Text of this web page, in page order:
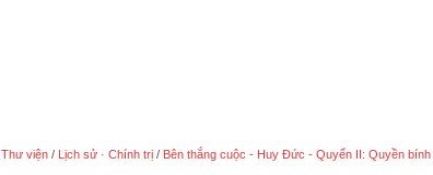
Thư viện / Lịch sử · Chính trị / Bên thắng cuộc - Huy Đức - Quyển II: Quyền bính